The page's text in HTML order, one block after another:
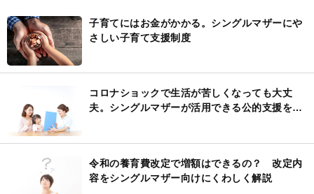
子育てにはお金がかかる。シングルマザーにや
さしい子育て支援制度
コロナショックで生活が苦しくなっても大丈
夫。シングルマザーが活用できる公的支援を紹
令和の養育費改定で増額はできるの？ 改定内
容をシングルマザー向けにくわしく解説